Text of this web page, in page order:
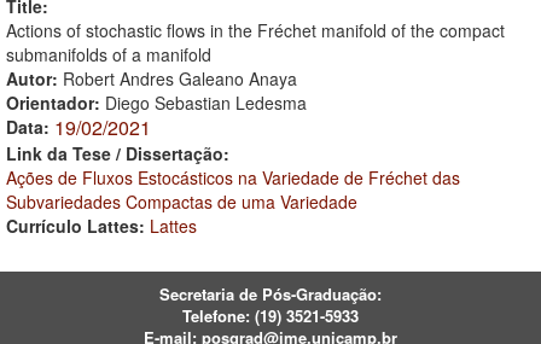
Title:
Actions of stochastic flows in the Fréchet manifold of the compact
submanifolds of a manifold
Autor: Robert Andres Galeano Anaya
Orientador: Diego Sebastian Ledesma
Data: 19/02/2021
Link da Tese / Dissertação:
Ações de Fluxos Estocásticos na Variedade de Fréchet das
Subvariedades Compactas de uma Variedade
Currículo Lattes: Lattes
Secretaria de Pós-Graduação:
Telefone: (19) 3521-5933
E-mail: posgrad@ime.unicamp.br